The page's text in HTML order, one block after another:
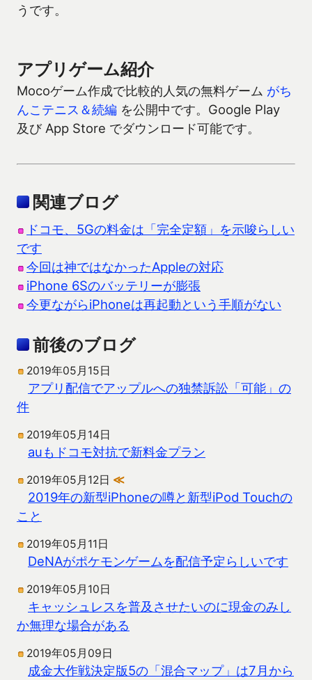
うです。
アプリゲーム紹介
Mocoゲーム作成で比較的人気の無料ゲーム がち
んこテニス＆続編 を公開中です。Google Play
及び App Store でダウンロード可能です。
関連ブログ
ドコモ、5Gの料金は「完全定額」を示唆らしい
です
今回は神ではなかったAppleの対応
iPhone 6Sのバッテリーが膨張
今更ながらiPhoneは再起動という手順がない
前後のブログ
2019年05月15日
アプリ配信でアップルへの独禁訴訟「可能」の
件
2019年05月14日
auもドコモ対抗で新料金プラン
2019年05月12日 ≪
2019年の新型iPhoneの噂と新型iPod Touchの
こと
2019年05月11日
DeNAがポケモンゲームを配信予定らしいです
2019年05月10日
キャッシュレスを普及させたいのに現金のみし
か無理な場合がある
2019年05月09日
成金大作戦決定版5の「混合マップ」は7月から